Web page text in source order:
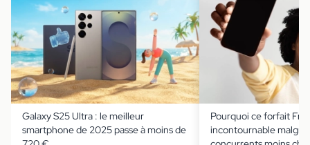
Galaxy S25 Ultra : le meilleur
smartphone de 2025 passe à moins de
Pourquoi ce forfait
incontournable malgré